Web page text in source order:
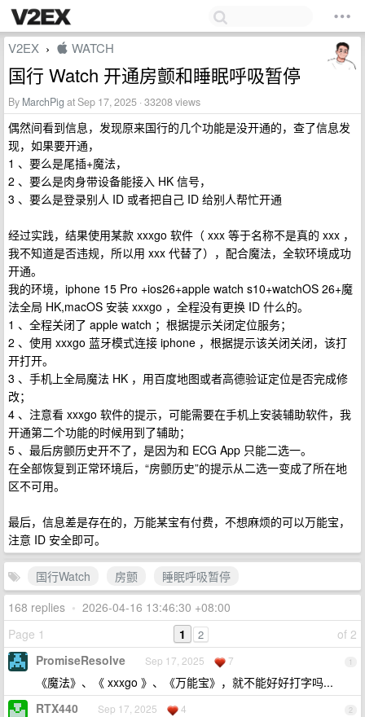
V2EX ›  WATCH
国行 Watch 开通房颤和睡眠呼吸暂停
By MarchPig at Sep 17, 2025 · 33208 views
偶然间看到信息，发现原来国行的几个功能是没开通的，查了信息发
现，如果要开通，
1 、要么是尾插+魔法，
2 、要么是肉身带设备能接入 HK 信号，
3 、要么是登录别人 ID 或者把自己 ID 给别人帮忙开通
经过实践，结果使用某款 xxxgo 软件（ xxx 等于名称不是真的 xxx ，
我不知道是否违规，所以用 xxx 代替了），配合魔法，全软环境成功
开通。
我的环境，iphone 15 Pro +ios26+apple watch s10+watchOS 26+魔
法全局 HK,macOS 安装 xxxgo ，全程没有更换 ID 什么的。
1 、全程关闭了 apple watch ；根据提示关闭定位服务；
2 、使用 xxxgo 蓝牙模式连接 iphone ，根据提示该关闭关闭，该打
开打开。
3 、手机上全局魔法 HK ，用百度地图或者高德验证定位是否完成修
改；
4 、注意看 xxxgo 软件的提示，可能需要在手机上安装辅助软件，我
开通第二个功能的时候用到了辅助；
5 、最后房颤历史开不了，是因为和 ECG App 只能二选一。
在全部恢复到正常环境后，“房颤历史”的提示从二选一变成了所在地
区不可用。
最后，信息差是存在的，万能某宝有付费，不想麻烦的可以万能宝，
注意 ID 安全即可。
国行Watch 房颤
睡眠呼吸暂停
168 replies • 2026-04-16 13:46:30 +08:00
Page 1
of 2
1 2
1
PromiseResolve Sep 17, 2025 7
《魔法》、《 xxxgo 》、《万能宝》，就不能好好打字吗...
2
RTX440 Sep 17, 2025 4